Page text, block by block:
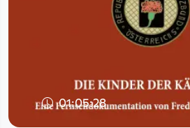
01:05:28